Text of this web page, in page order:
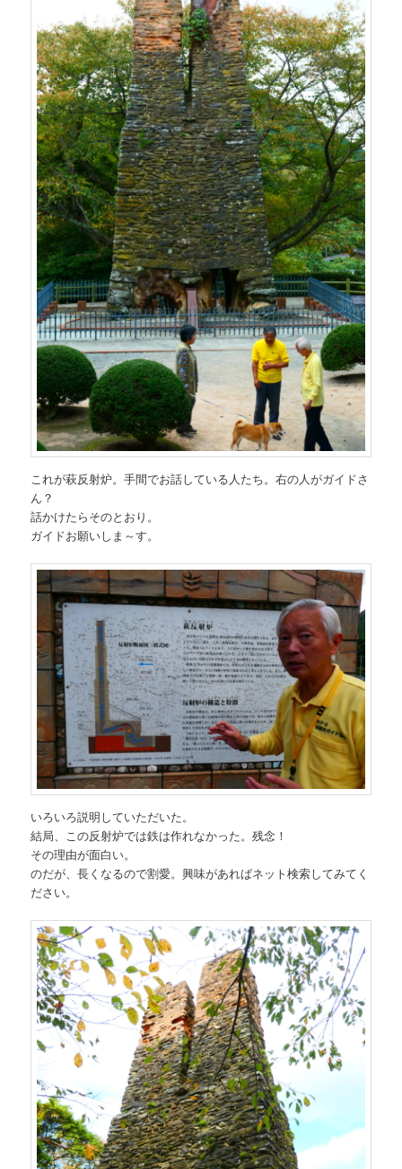
これが萩反射炉。手間でお話している人たち。右の人がガイドさ
ん？
話かけたらそのとおり。
ガイドお願いしま～す。
いろいろ説明していただいた。
結局、この反射炉では鉄は作れなかった。残念！
その理由が面白い。
のだが、長くなるので割愛。興味があればネット検索してみてく
ださい。